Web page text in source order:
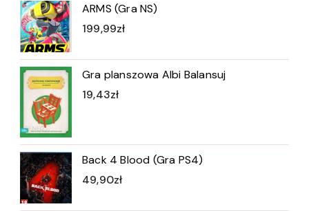
ARMS (Gra NS)
199,99zł
Gra planszowa Albi Balansuj
19,43zł
Back 4 Blood (Gra PS4)
49,90zł